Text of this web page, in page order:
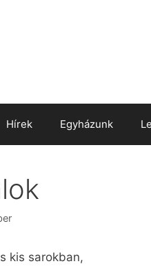
Hírek Egyházunk
kis sarokban,